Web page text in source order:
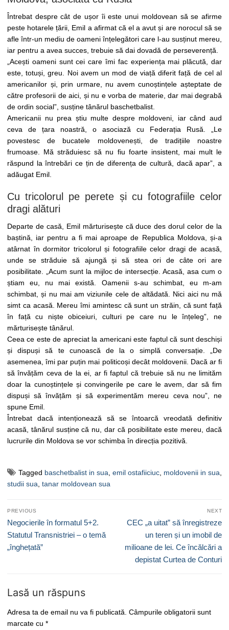
Întrebat despre cât de ușor îi este unui moldovean să se afirme
peste hotarele țării, Emil a afirmat că el a avut și are norocul să se
afle într-un mediu de oameni înțelegători care l-au susținut mereu,
iar pentru a avea succes, trebuie să dai dovadă de perseverență.
„Acești oameni sunt cei care îmi fac experiența mai plăcută, dar
este, totuși, greu. Noi avem un mod de viață diferit față de cel al
americanilor și, prin urmare, nu avem cunoștințele așteptate de
către profesorii de aici, și nu e vorba de materie, dar mai degrabă
de ordin social”, susține tânărul baschetbalist.
Americanii nu prea știu multe despre moldoveni, iar când aud
ceva de țara noastră, o asociază cu Federația Rusă. „Le
povestesc de bucatele moldovenești, de tradițiile noastre
frumoase. Mă străduiesc să nu fiu foarte insistent, mai mult le
răspund la întrebări ce țin de diferența de cultură, dacă apar”, a
adăugat Emil.
Cu tricolorul pe perete și cu fotografiile celor
dragi alături
Departe de casă, Emil mărturisește că duce des dorul celor de la
baștină, iar pentru a fi mai aproape de Republica Moldova, și-a
atârnat în dormitor tricolorul și fotografiile celor dragi de acasă,
unde se străduie să ajungă și să stea ori de câte ori are
posibilitate. „Acum sunt la mijloc de intersecție. Acasă, asa cum o
știam eu, nu mai există. Oamenii s-au schimbat, eu m-am
schimbat, și nu mai am viziunile cele de altădată. Nici aici nu mă
simt ca acasă. Mereu îmi amintesc că sunt un străin, că sunt față
în față cu niște obiceiuri, culturi pe care nu le înțeleg”, ne
mărturisește tânărul.
Ceea ce este de apreciat la americani este faptul că sunt deschiși
și dispuși să te cunoască de la o simplă conversație. „De
asemenea, îmi par puțin mai politicoși decât moldovenii. Dacă ar fi
să învățăm ceva de la ei, ar fi faptul că trebuie să nu ne limităm
doar la cunoștințele și convingerile pe care le avem, dar să fim
dispuși să învățăm și să experimentăm mereu ceva nou”, ne
spune Emil.
Întrebat dacă intenționează să se întoarcă vreodată definitiv
acasă, tânărul susține că nu, dar că posibilitate este mereu, dacă
lucrurile din Moldova se vor schimba în direcția pozitivă.
Tagged baschetbalist in sua emil ostafiiciuc moldovenii in sua
studii sua tanar moldovean sua
Navigare
în
articole
PREVIOUS
Previous
post:
Negocierile în formatul 5+2.
Statutul Transnistriei – o temă
„înghețată”
NEXT
Next
CEC „a uitat” să înregistreze
un teren și un imobil de
milioane de lei. Ce încălcări a
depistat Curtea de Conturi
Lasă un răspuns
Adresa ta de email nu va fi publicată. Câmpurile obligatorii sunt
marcate cu *